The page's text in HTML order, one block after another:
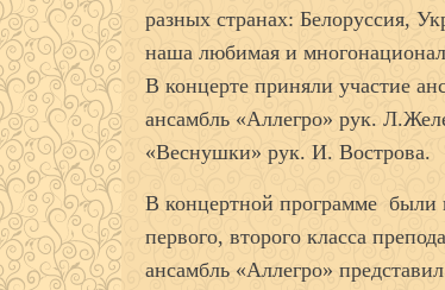
разных странах: Белоруссия,
наша любимая и
В концерте приняли участие
ансамбль «Аллегро» рук.
«Веснушки» рук. И. Вострова.
В концертной программе были
первого, второго класса
ансамбль «Аллегро»